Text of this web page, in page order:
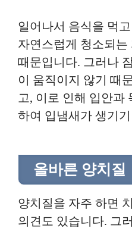
일어나서 음식을 먹
자연스럽게 청소되는
때문입니다. 그러나
이 움직이지 않기 때
고, 이로 인해 입안과
하여 입냄새가 생기
올바른 양치질
양치질을 자주 하면
의견도 있습니다. 그